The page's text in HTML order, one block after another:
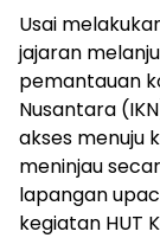
Usai
jajaran
pemantauan
Nusantara
akses menuju
meninjau
lapangan
kegiatan HUT